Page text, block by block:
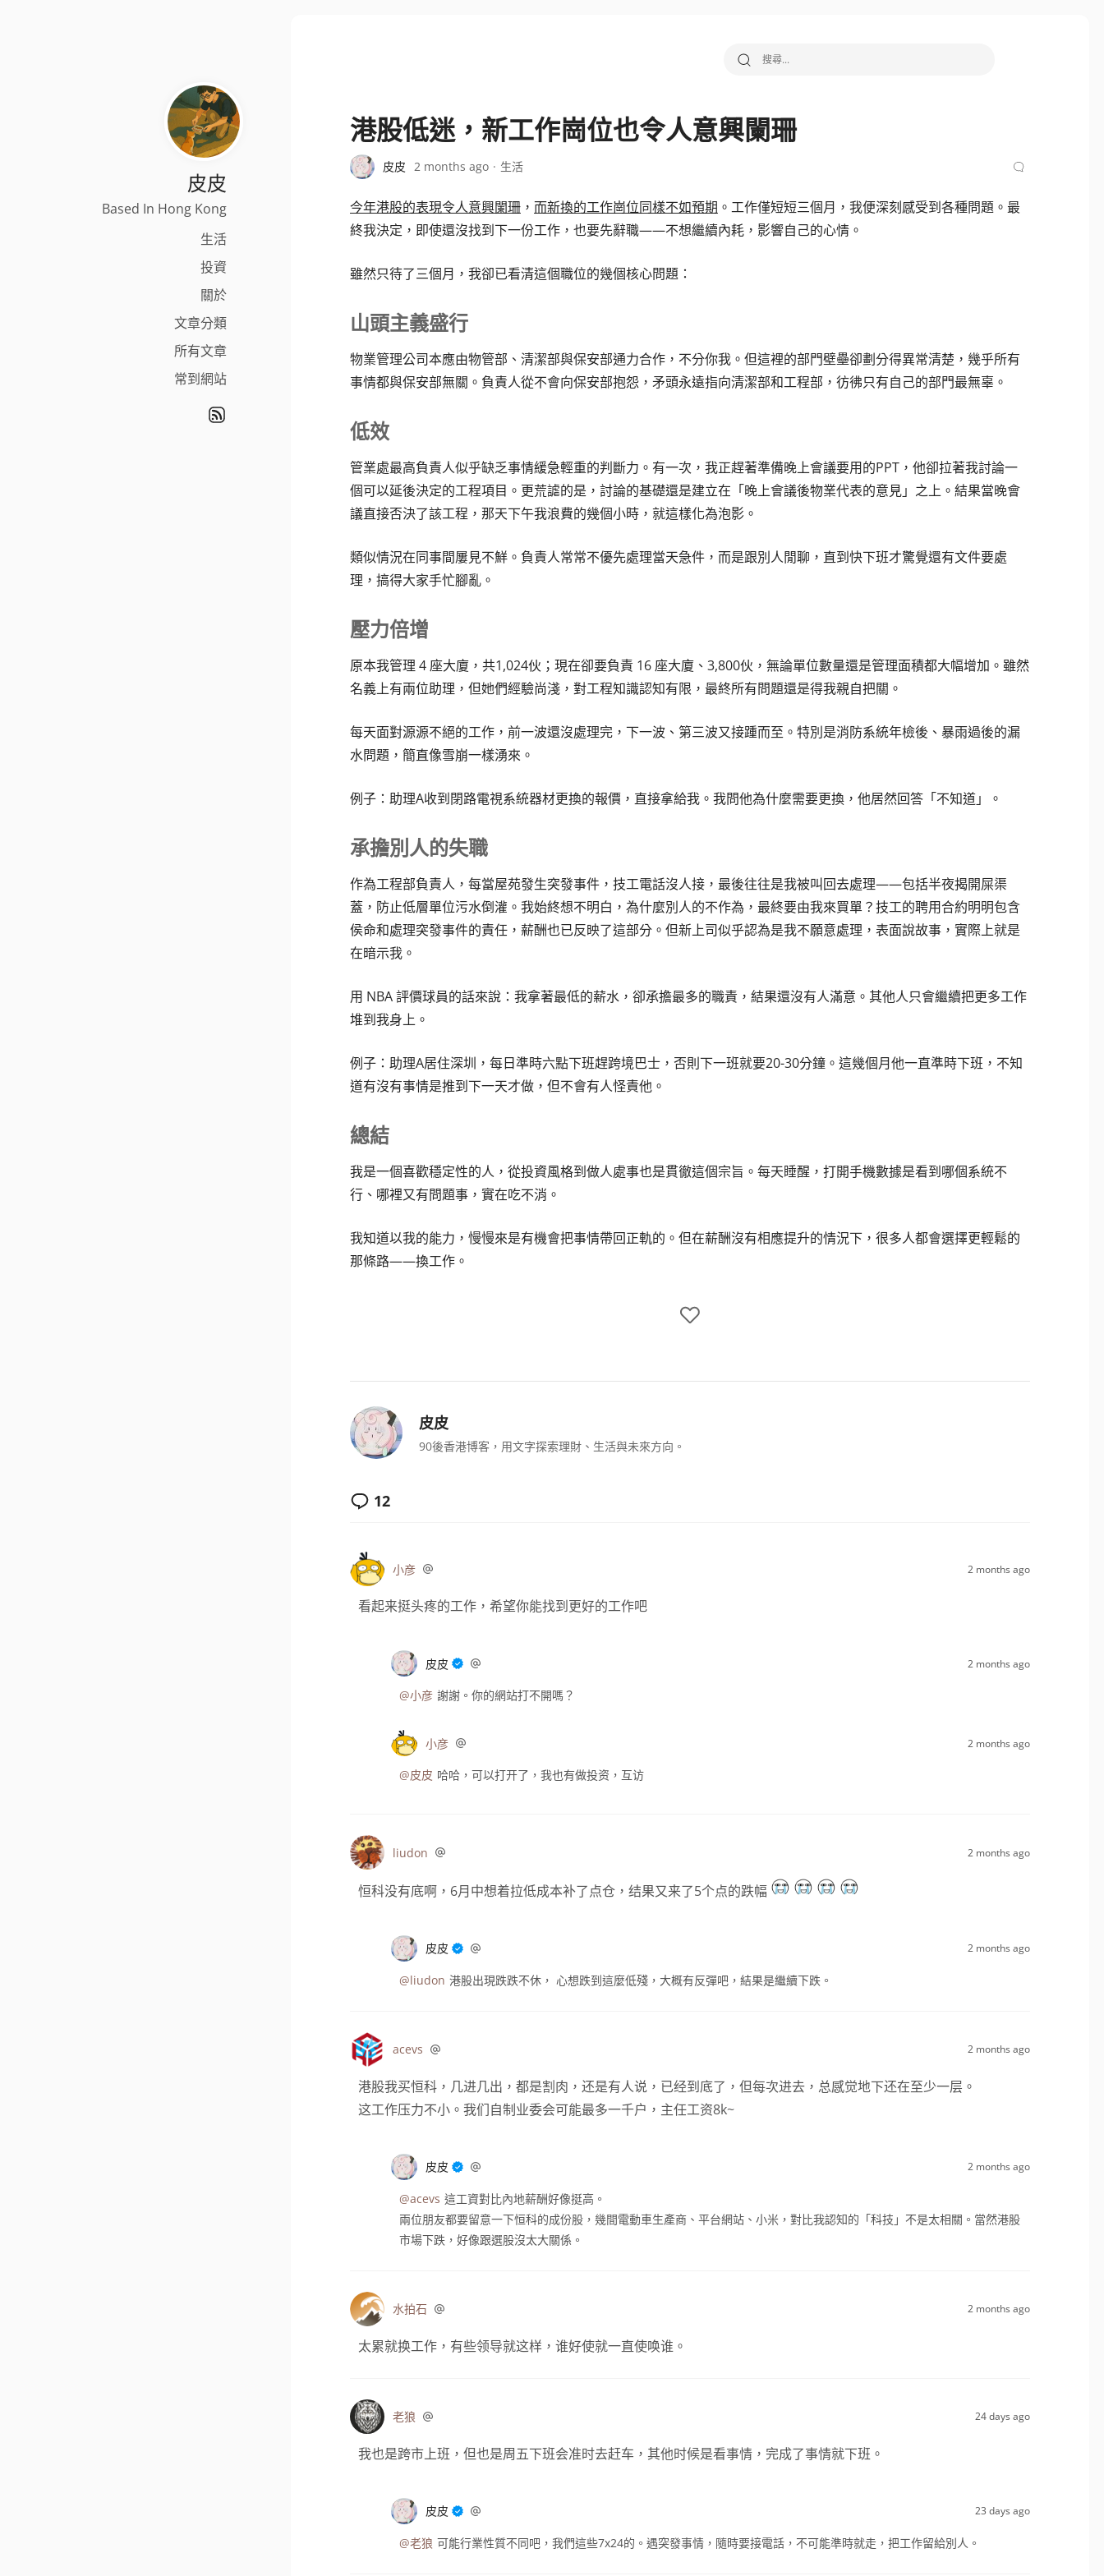
皮皮
Based In Hong Kong
生活
投資
關於
文章分類
所有文章
常到網站
搜尋關鍵字:
港股低迷，新工作崗位也令人意興闌珊
皮皮 2 months ago 生活
今年港股的表現令人意興闌珊 ， 而新換的工作崗位同樣不如預期 。工作僅短短三個月，我便深刻感受到各種問題。最
終我決定，即使還沒找到下一份工作，也要先辭職——不想繼續內耗，影響自己的心情。
雖然只待了三個月，我卻已看清這個職位的幾個核心問題：
山頭主義盛行
物業管理公司本應由物管部、清潔部與保安部通力合作，不分你我。但這裡的部門壁壘卻劃分得異常清楚，幾乎所有
事情都與保安部無關。負責人從不會向保安部抱怨，矛頭永遠指向清潔部和工程部，彷彿只有自己的部門最無辜。
低效
管業處最高負責人似乎缺乏事情緩急輕重的判斷力。有一次，我正趕著準備晚上會議要用的PPT，他卻拉著我討論一
個可以延後決定的工程項目。更荒謔的是，討論的基礎還是建立在「晚上會議後物業代表的意見」之上。結果當晚會
議直接否決了該工程，那天下午我浪費的幾個小時，就這樣化為泡影。
類似情況在同事間屢見不鮮。負責人常常不優先處理當天急件，而是跟別人閒聊，直到快下班才驚覺還有文件要處
理，搞得大家手忙腳亂。
壓力倍增
原本我管理 4 座大廈，共1,024伙；現在卻要負責 16 座大廈、3,800伙，無論單位數量還是管理面積都大幅增加。雖然
名義上有兩位助理，但她們經驗尚淺，對工程知識認知有限，最終所有問題還是得我親自把關。
每天面對源源不絕的工作，前一波還沒處理完，下一波、第三波又接踵而至。特別是消防系統年檢後、暴雨過後的漏
水問題，簡直像雪崩一樣湧來。
例子：助理A收到閉路電視系統器材更換的報價，直接拿給我。我問他為什麼需要更換，他居然回答「不知道」。
承擔別人的失職
作為工程部負責人，每當屋苑發生突發事件，技工電話沒人接，最後往往是我被叫回去處理——包括半夜揭開屎渠
蓋，防止低層單位污水倒灌。我始終想不明白，為什麼別人的不作為，最終要由我來買單？技工的聘用合約明明包含
侯命和處理突發事件的責任，薪酬也已反映了這部分。但新上司似乎認為是我不願意處理，表面說故事，實際上就是
在暗示我。
用 NBA 評價球員的話來說：我拿著最低的薪水，卻承擔最多的職責，結果還沒有人滿意。其他人只會繼續把更多工作
堆到我身上。
例子：助理A居住深圳，每日準時六點下班趕跨境巴士，否則下一班就要20-30分鐘。這幾個月他一直準時下班，不知
道有沒有事情是推到下一天才做，但不會有人怪責他。
總結
我是一個喜歡穩定性的人，從投資風格到做人處事也是貫徹這個宗旨。每天睡醒，打開手機數據是看到哪個系統不
行、哪裡又有問題事，實在吃不消。
我知道以我的能力，慢慢來是有機會把事情帶回正軌的。但在薪酬沒有相應提升的情況下，很多人都會選擇更輕鬆的
那條路——換工作。
皮皮
90後香港博客，用文字探索理財、生活與未來方向。
12
小彦 2 months ago
看起来挺头疼的工作，希望你能找到更好的工作吧
皮皮 2 months ago
@小彦 謝謝。你的網站打不開嗎？
小彦 2 months ago
@皮皮 哈哈，可以打开了，我也有做投资，互访
liudon 2 months ago
恒科没有底啊，6月中想着拉低成本补了点仓，结果又来了5个点的跌幅
皮皮 2 months ago
@liudon 港股出現跌跌不休， 心想跌到這麼低殘，大概有反彈吧，結果是繼續下跌。
acevs 2 months ago
港股我买恒科，几进几出，都是割肉，还是有人说，已经到底了，但每次进去，总感觉地下还在至少一层。
这工作压力不小。我们自制业委会可能最多一千户，主任工资8k~
皮皮 2 months ago
@acevs 這工資對比內地薪酬好像挺高。
兩位朋友都要留意一下恒科的成份股，幾間電動車生產商、平台網站、小米，對比我認知的「科技」不是太相關。當然港股
市場下跌，好像跟選股沒太大關係。
水拍石 2 months ago
太累就换工作，有些领导就这样，谁好使就一直使唤谁。
老狼 24 days ago
我也是跨市上班，但也是周五下班会准时去赶车，其他时候是看事情，完成了事情就下班。
皮皮 23 days ago
@老狼 可能行業性質不同吧，我們這些7x24的。遇突發事情，隨時要接電話，不可能準時就走，把工作留給別人。